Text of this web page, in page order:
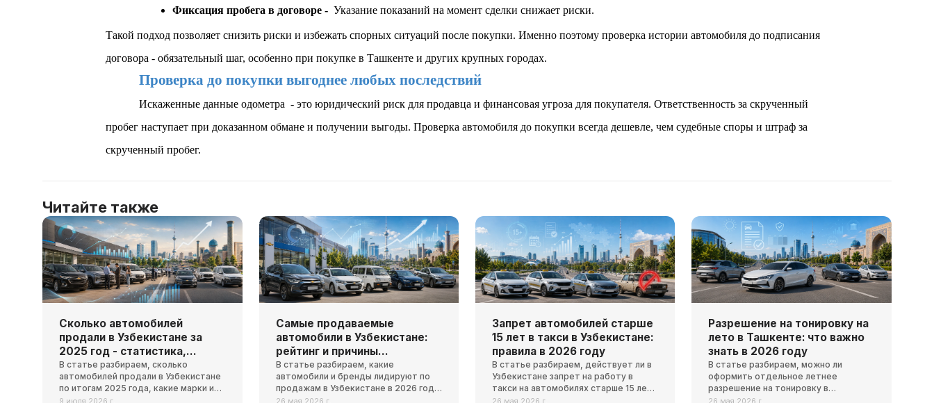
Фиксация пробега в договоре - Указание показаний на момент сделки снижает риски.
Такой подход позволяет снизить риски и избежать спорных ситуаций после покупки. Именно поэтому проверка истории автомобиля до подписания
договора - обязательный шаг, особенно при покупке в Ташкенте и других крупных городах.
Проверка до покупки выгоднее любых последствий
Искаженные данные одометра  - это юридический риск для продавца и финансовая угроза для покупателя. Ответственность за скрученный
пробег наступает при доказанном обмане и получении выгоды. Проверка автомобиля до покупки всегда дешевле, чем судебные споры и штраф за
скрученный пробег.
Читайте также
Сколько автомобилей
продали в Узбекистане за
2025 год - статистика,
динамика и тренды
В статье разбираем, сколько
автомобилей продали в Узбекистане
по итогам 2025 года, какие марки и
модели стали лидерами рынка
9 июля 2026 г.
Самые продаваемые
автомобили в Узбекистане:
рейтинг и причины
популярности в 2026 году
В статье разбираем, какие
автомобили и бренды лидируют по
продажам в Узбекистане в 2026 году,
почему именно эти модели выбирают
26 мая 2026 г.
Запрет автомобилей старше
15 лет в такси в Узбекистане:
правила в 2026 году
В статье разбираем, действует ли в
Узбекистане запрет на работу в
такси на автомобилях старше 15 лет,
кого касается это ограничение и как
26 мая 2026 г.
Разрешение на тонировку на
лето в Ташкенте: что важно
знать в 2026 году
В статье разбираем, можно ли
оформить отдельное летнее
разрешение на тонировку в
Ташкенте, какие правила действуют
26 мая 2026 г.